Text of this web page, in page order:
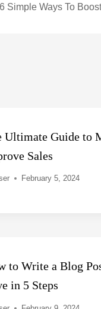
6 Simple Ways To
Ultimate Guide to
Sales
February 5, 2024
to Write a Blog
in 5 Steps